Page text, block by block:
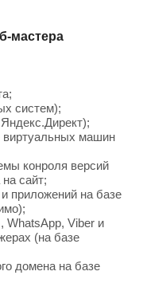
мастера
систем);
виртуальных машин
конроля версий
сайт;
приложений на базе
WhatsApp, Viber и
(на базе
домена на базе